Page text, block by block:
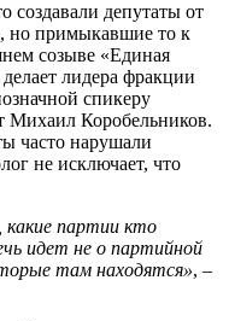
создавали депутаты от
но примыкавшие то к
созыве «Единая
лидера фракции
спикеру
Михаил Коробельников.
часто нарушали
не исключает, что
какие партии кто
идет не о партийной
там находятся», –